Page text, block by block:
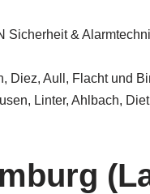
Sicherheit &
Diez, Aull, Flacht und
Linter, Ahlbach,